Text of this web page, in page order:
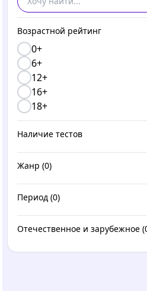
Возрастной рейтинг
0+
6+
12+
16+
18+
Наличие тестов
Жанр (0)
Период (0)
Отечественное и зарубежное